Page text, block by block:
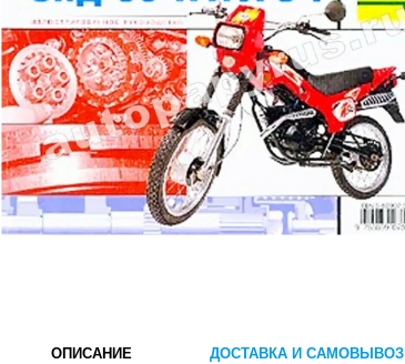
ОПИСАНИЕ ДОСТАВКА И САМОВЫВОЗ